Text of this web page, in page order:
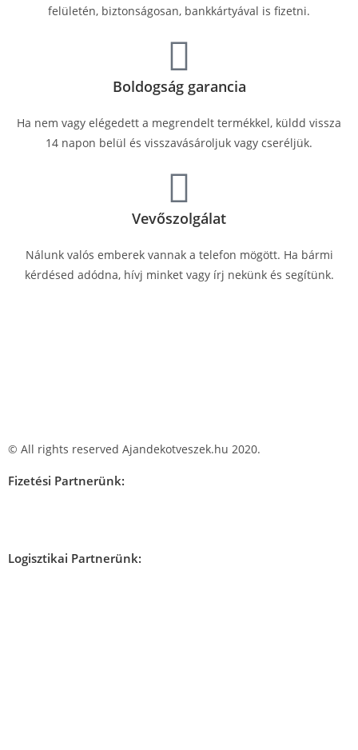
felületén, biztonságosan, bankkártyával is fizetni.
Boldogság garancia
Ha nem vagy elégedett a megrendelt termékkel, küldd vissza
14 napon belül és visszavásároljuk vagy cseréljük.
Vevőszolgálat
Nálunk valós emberek vannak a telefon mögött. Ha bármi
kérdésed adódna, hívj minket vagy írj nekünk és segítünk.
© All rights reserved Ajandekotveszek.hu 2020.
Fizetési Partnerünk:
Logisztikai Partnerünk: